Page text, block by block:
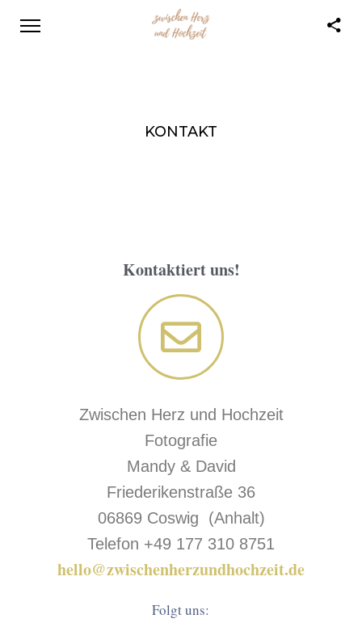
KONTAKT
Kontaktiert uns!
Zwischen Herz und Hochzeit
Fotografie
Mandy & David
Friederikenstraße 36
06869 Coswig (Anhalt)
Telefon +49 177 310 8751
hello@zwischenherzundhochzeit.de
Folgt uns: